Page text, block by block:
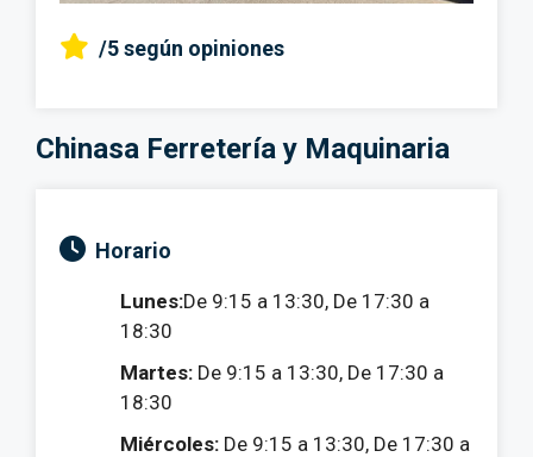
/5según opiniones
Chinasa Ferretería y Maquinaria
Horario
Lunes:De 9:15 a 13:30, De 17:30 a
18:30
Martes: De 9:15 a 13:30, De 17:30 a
18:30
Miércoles: De 9:15 a 13:30, De 17:30 a